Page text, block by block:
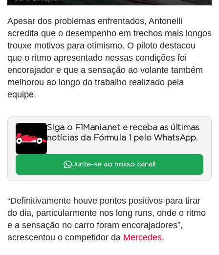
Apesar dos problemas enfrentados, Antonelli
acredita que o desempenho em trechos mais longos
trouxe motivos para otimismo. O piloto destacou
que o ritmo apresentado nessas condições foi
encorajador e que a sensação ao volante também
melhorou ao longo do trabalho realizado pela
equipe.
Siga o F1Mania.net e receba as últimas
notícias da Fórmula 1 pelo WhatsApp.
Junte-se ao nosso canal!
“Definitivamente houve pontos positivos para tirar
do dia, particularmente nos long runs, onde o ritmo
e a sensação no carro foram encorajadores”,
acrescentou o competidor da Mercedes.